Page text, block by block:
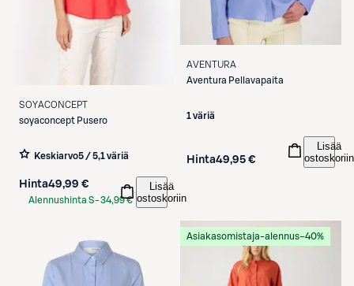
SOYACONCEPT
soyaconcept Pusero
Keskiarvo5 / 5,1 väriä
Hinta49,99 €
Alennushinta S-34,99 €
Lisää
ostoskoriin
AVENTURA
Aventura Pellavapaita
1 väriä
Hinta49,95 €
Lisää
ostoskoriin
Asiakasomistaja-alennus−40%